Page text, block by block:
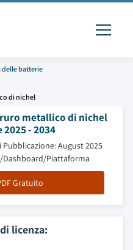
delle batterie
di nichel
metallico di nichel
- 2034
Pubblicazione: August 2025
Dashboard/Piattaforma
Gratuito
licenza: